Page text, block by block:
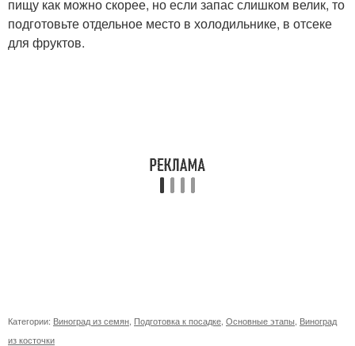
пищу как можно скорее, но если запас слишком велик, то
подготовьте отдельное место в холодильнике, в отсеке
для фруктов.
Категории: Виноград из семян Подготовка к посадке Основные этапы Виноград
из косточки